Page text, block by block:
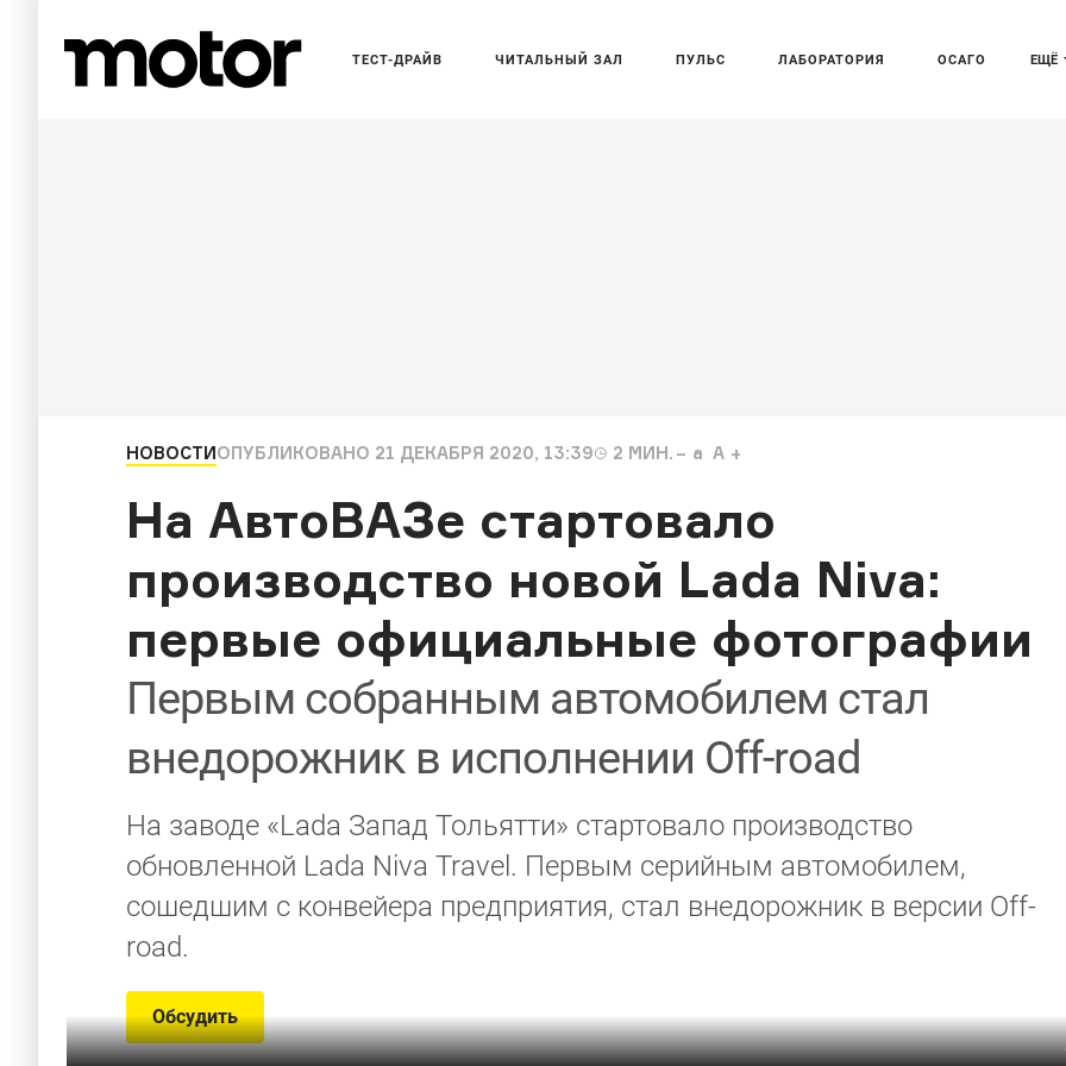
ЕЩЁ
ТЕСТ-ДРАЙВ ЧИТАЛЬНЫЙ ЗАЛ ПУЛЬС ЛАБОРАТОРИЯ ОСАГО
НОВОСТИОПУБЛИКОВАНО 21 ДЕКАБРЯ 2020, 13:39 2 МИН. a A
На АвтоВАЗе стартовало
производство новой Lada Niva:
первые официальные фотографии
Первым собранным автомобилем стал
внедорожник в исполнении Off-road
На заводе «Lada Запад Тольятти» стартовало производство
обновленной Lada Niva Travel. Первым серийным автомобилем,
сошедшим с конвейера предприятия, стал внедорожник в версии Off-
road.
Обсудить